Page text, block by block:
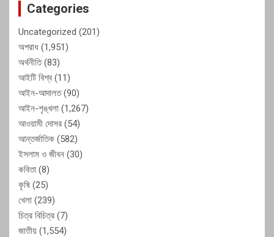
Categories
Uncategorized (201)
অপরাধ (1,951)
অর্থনীতি(83)
আইটি বিশ্ব (11)
আইন-আদালত(90)
আইন-শৃঙ্খলা (1,267)
আওয়ামী দোসর (54)
আন্তর্জাতিক (582)
ইসলাম ও জীবন (30)
কবিতা (8)
কৃষি (25)
খেলা (239)
চিত্র বিচিত্র (7)
জাতীয় (1,554)